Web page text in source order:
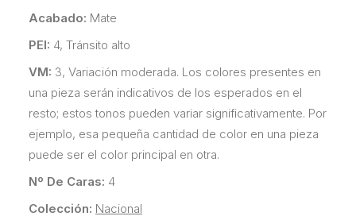
Acabado: Mate
PEI: 4, Tránsito alto
VM: 3, Variación moderada. Los colores presentes en
una pieza serán indicativos de los esperados en el
resto; estos tonos pueden variar significativamente. Por
ejemplo, esa pequeña cantidad de color en una pieza
puede ser el color principal en otra.
Nº De Caras: 4
Colección: Nacional